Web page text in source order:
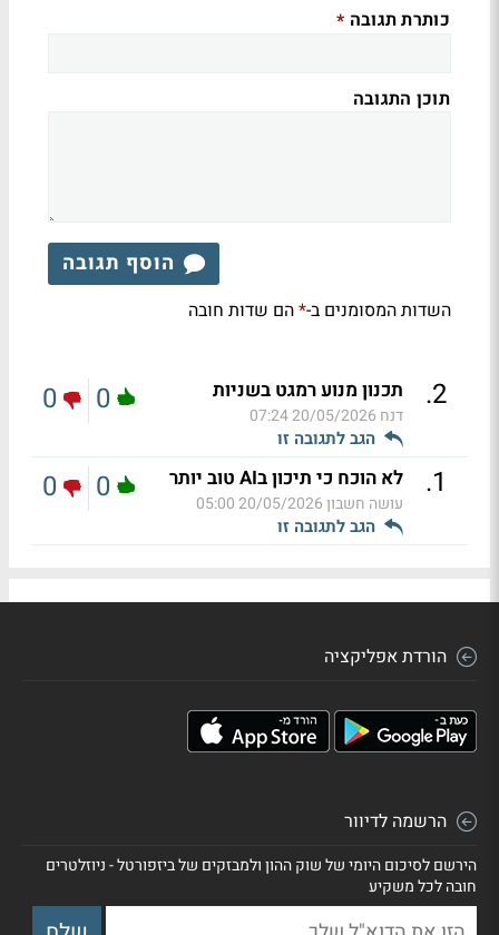
כותרת תגובה *
תוכן התגובה
הוסף תגובה
השדות המסומנים ב-*הם שדות חובה
2
. תכנון מנוע רמגט בשניות
דנח 20/05/2026 07:24
הגב לתגובה זו
0
0
1
. לא הוכח כי תיכון בAI טוב יותר
עושה חשבון20/05/2026 05:00
הגב לתגובה זו
0
0
הורדת אפליקציה
הרשמה לדיוור
הירשם לסיכום היומי של שוק ההון ולמבזקים של ביזפורטל - ניוזלטרים
חובה לכל משקיע